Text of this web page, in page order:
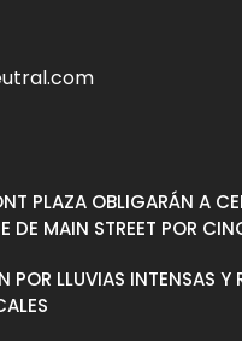
PLAZA OBLIGARÁN A
DE MAIN STREET POR
POR LLUVIAS INTENSAS Y